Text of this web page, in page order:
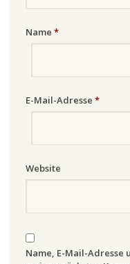
Name *
E-Mail-Adresse *
Website
Name, E-Mail-Adresse